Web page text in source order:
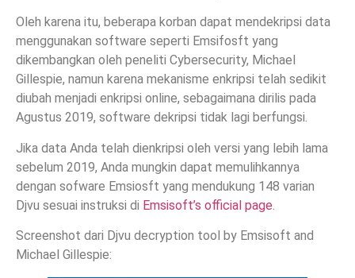
Oleh karena itu, beberapa korban dapat mendekripsi data
menggunakan software seperti Emsifosft yang
dikembangkan oleh peneliti Cybersecurity, Michael
Gillespie, namun karena mekanisme enkripsi telah sedikit
diubah menjadi enkripsi online, sebagaimana dirilis pada
Agustus 2019, software dekripsi tidak lagi berfungsi.
Jika data Anda telah dienkripsi oleh versi yang lebih lama
sebelum 2019, Anda mungkin dapat memulihkannya
dengan sofware Emsiosft yang mendukung 148 varian
Djvu sesuai instruksi di Emsisoft’s official page
Screenshot dari Djvu decryption tool by Emsisoft and
Michael Gillespie: